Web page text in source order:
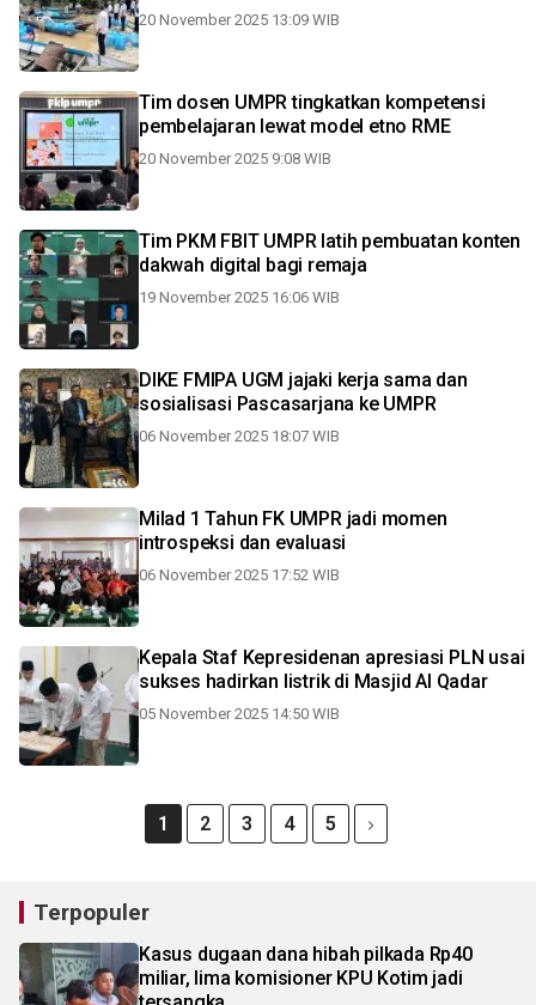
20 November 2025 13:09 WIB
Tim dosen UMPR tingkatkan kompetensi
pembelajaran lewat model etno RME
20 November 2025 9:08 WIB
Tim PKM FBIT UMPR latih pembuatan konten
dakwah digital bagi remaja
19 November 2025 16:06 WIB
DIKE FMIPA UGM jajaki kerja sama dan
sosialisasi Pascasarjana ke UMPR
06 November 2025 18:07 WIB
Milad 1 Tahun FK UMPR jadi momen
introspeksi dan evaluasi
06 November 2025 17:52 WIB
Kepala Staf Kepresidenan apresiasi PLN usai
sukses hadirkan listrik di Masjid Al Qadar
05 November 2025 14:50 WIB
1 2 3 4 5
Terpopuler
Kasus dugaan dana hibah pilkada Rp40
miliar, lima komisioner KPU Kotim jadi